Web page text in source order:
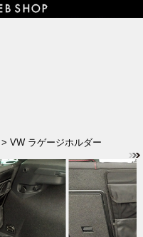
VW ラゲージホルダー